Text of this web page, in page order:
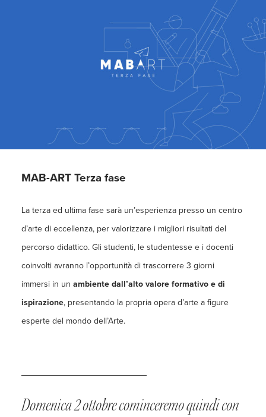
MAB-ART Terza fase
La terza ed ultima fase sarà un’esperienza presso un centro
d’arte di eccellenza, per valorizzare i migliori risultati del
percorso didattico. Gli studenti, le studentesse e i docenti
coinvolti avranno l’opportunità di trascorrere 3 giorni
immersi in un ambiente dall’alto valore formativo e di
ispirazione, presentando la propria opera d’arte a figure
esperte del mondo dell’Arte.
Domenica 2 ottobre cominceremo quindi con